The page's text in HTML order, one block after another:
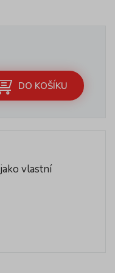
DO KOŠÍKU
vlastní